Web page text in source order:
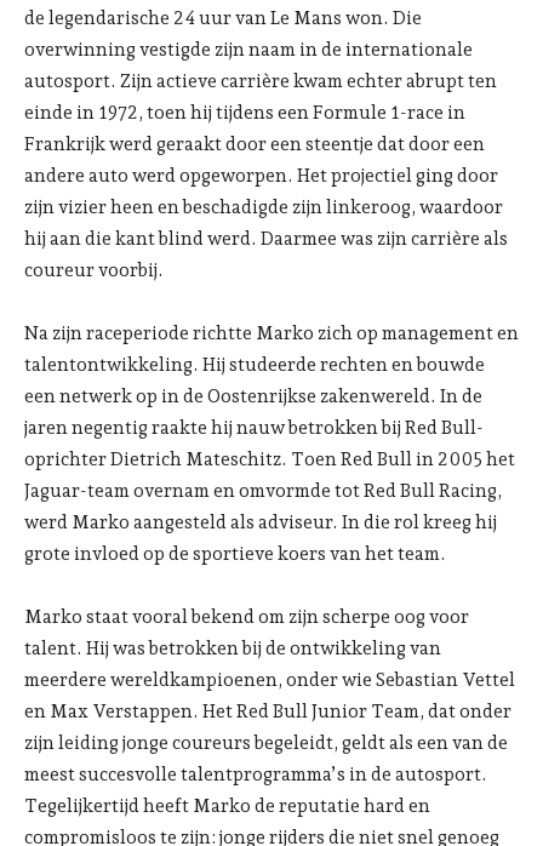
de legendarische 24 uur van Le Mans won. Die
overwinning vestigde zijn naam in de internationale
autosport. Zijn actieve carrière kwam echter abrupt ten
einde in 1972, toen hij tijdens een Formule 1-race in
Frankrijk werd geraakt door een steentje dat door een
andere auto werd opgeworpen. Het projectiel ging door
zijn vizier heen en beschadigde zijn linkeroog, waardoor
hij aan die kant blind werd. Daarmee was zijn carrière als
coureur voorbij.
Na zijn raceperiode richtte Marko zich op management en
talentontwikkeling. Hij studeerde rechten en bouwde
een netwerk op in de Oostenrijkse zakenwereld. In de
jaren negentig raakte hij nauw betrokken bij Red Bull-
oprichter Dietrich Mateschitz. Toen Red Bull in 2005 het
Jaguar-team overnam en omvormde tot Red Bull Racing,
werd Marko aangesteld als adviseur. In die rol kreeg hij
grote invloed op de sportieve koers van het team.
Marko staat vooral bekend om zijn scherpe oog voor
talent. Hij was betrokken bij de ontwikkeling van
meerdere wereldkampioenen, onder wie Sebastian Vettel
en Max Verstappen. Het Red Bull Junior Team, dat onder
zijn leiding jonge coureurs begeleidt, geldt als een van de
meest succesvolle talentprogramma’s in de autosport.
Tegelijkertijd heeft Marko de reputatie hard en
compromisloos te zijn: jonge rijders die niet snel genoeg